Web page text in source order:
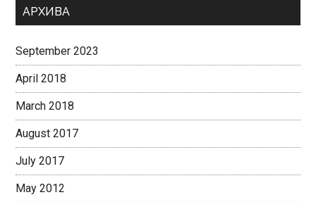
АРХИВА
September 2023
April 2018
March 2018
August 2017
July 2017
May 2012